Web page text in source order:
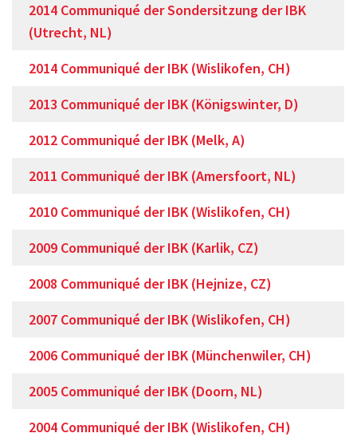
2014 Communiqué der Sondersitzung der IBK
(Utrecht, NL)
2014 Communiqué der IBK (Wislikofen, CH)
2013 Communiqué der IBK (Königswinter, D)
2012 Communiqué der IBK (Melk, A)
2011 Communiqué der IBK (Amersfoort, NL)
2010 Communiqué der IBK (Wislikofen, CH)
2009 Communiqué der IBK (Karlik, CZ)
2008 Communiqué der IBK (Hejnize, CZ)
2007 Communiqué der IBK (Wislikofen, CH)
2006 Communiqué der IBK (Münchenwiler, CH)
2005 Communiqué der IBK (Doorn, NL)
2004 Communiqué der IBK (Wislikofen, CH)